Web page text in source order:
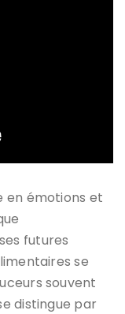
en émotions et
futures
se
souvent
distingue par